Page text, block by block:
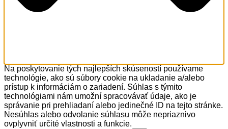
Na poskytovanie tých najlepších skúseností používame
technológie, ako sú súbory cookie na ukladanie a/alebo
prístup k informáciám o zariadení. Súhlas s týmito
technológiami nám umožní spracovávať údaje, ako je
správanie pri prehliadaní alebo jedinečné ID na tejto stránke.
Nesúhlas alebo odvolanie súhlasu môže nepriaznivo
ovplyvniť určité vlastnosti a funkcie.